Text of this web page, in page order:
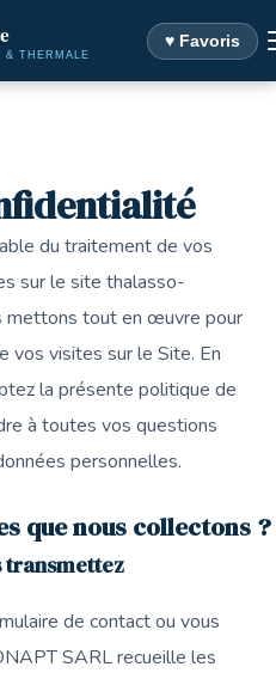
♥ Favoris
du traitement de vos
sur le site thalasso-
mettons tout en œuvre pour
vos visites sur le Site. En
la présente politique de
à toutes vos questions
personnelles.
que nous collectons ?
transmettez
de contact ou vous
SARL recueille les